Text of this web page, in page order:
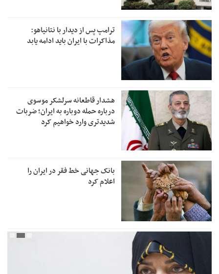
ترامپ پس از دیدار با نتانیاهو:
مذاکرات با ایران باید ادامه یابد
هشدار قاطعانه سرلشکر موسوی
درباره حمله دوباره به ایران؛ ضربات
شدیدتری وارد خواهیم کرد
بانک جهانی خط فقر در ایران را
اعلام کرد